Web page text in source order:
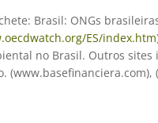
Brasil: ONGs
ES/index.htm
no Brasil. Outros